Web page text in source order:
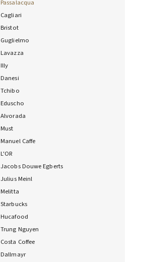
Passalacqua
Cagliari
Bristot
Guglielmo
Lavazza
Illy
Danesi
Tchibo
Eduscho
Alvorada
Must
Manuel Caffe
L'OR
Jacobs Douwe Egberts
Julius Meinl
Melitta
Starbucks
Hucafood
Trung Nguyen
Costa Coffee
Dallmayr